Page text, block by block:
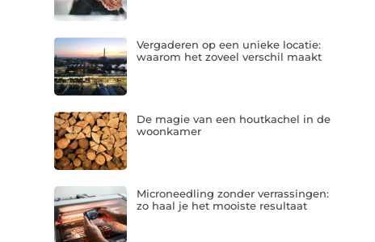
Vergaderen op een unieke locatie:
waarom het zoveel verschil maakt
De magie van een houtkachel in de
woonkamer
Microneedling zonder verrassingen:
zo haal je het mooiste resultaat